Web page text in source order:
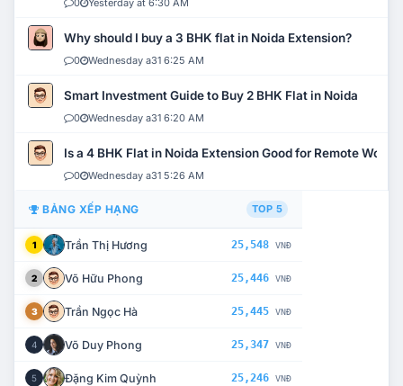
0 Yesterday at 6:30 AM
Why should I buy a 3 BHK flat in Noida Extension?
0 Wednesday a31 6:25 AM
Smart Investment Guide to Buy 2 BHK Flat in Noida
0 Wednesday a31 6:20 AM
Is a 4 BHK Flat in Noida Extension Good for Remote Work?
0 Wednesday a31 5:26 AM
BẢNG XẾP HẠNG TOP 5
1 Trần Thị Hương 25,548 VNĐ
2 Võ Hữu Phong 25,446 VNĐ
3 Trần Ngọc Hà 25,445 VNĐ
4 Võ Duy Phong 25,347 VNĐ
5 Đặng Kim Quỳnh 25,246 VNĐ